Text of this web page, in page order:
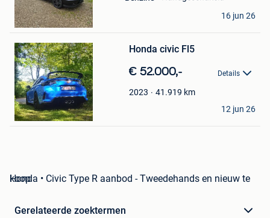
ts
Hasselt
16 jun 26
Bewaren
Mijn
Favorieten
Honda civic Fl5
€ 52.000,- Details
2023 41.919 km
Mad
Auvelais
12 jun 26
Honda • Civic Type R aanbod - Tweedehands en nieuw te koop
Gerelateerde zoektermen